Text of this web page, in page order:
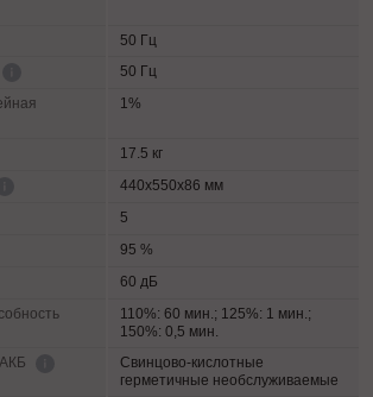
50 Гц
50 Гц
1%
17.5 кг
440x550x86 мм
5
95 %
60 дБ
110%: 60 мин.; 125%: 1 мин.;
150%: 0,5 мин.
Свинцово-кислотные
герметичные необслуживаемые